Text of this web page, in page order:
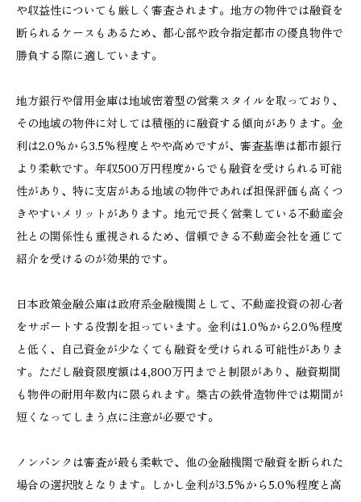
や収益性についても厳しく審査されます。地方の物件では融資を
断られるケースもあるため、都心部や政令指定都市の優良物件で
勝負する際に適しています。
地方銀行や信用金庫は地域密着型の営業スタイルを取っており、
その地域の物件に対しては積極的に融資する傾向があります。金
利は2.0%から3.5%程度とやや高めですが、審査基準は都市銀行
より柔軟です。年収500万円程度からでも融資を受けられる可能
性があり、特に支店がある地域の物件であれば担保評価も高くつ
きやすいメリットがあります。地元で長く営業している不動産会
社との関係性も重視されるため、信頼できる不動産会社を通じて
紹介を受けるのが効果的です。
日本政策金融公庫は政府系金融機関として、不動産投資の初心者
をサポートする役割を担っています。金利は1.0%から2.0%程度
と低く、自己資金が少なくても融資を受けられる可能性がありま
す。ただし融資限度額は4,800万円までと制限があり、融資期間
も物件の耐用年数内に限られます。築古の鉄骨造物件では期間が
短くなってしまう点に注意が必要です。
ノンバンクは審査が最も柔軟で、他の金融機関で融資を断られた
場合の選択肢となります。しかし金利が3.5%から5.0%程度と高